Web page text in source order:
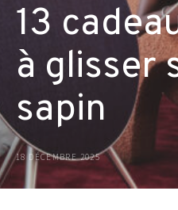
13
à glisser
sapin
18 DÉCEMBRE 2025